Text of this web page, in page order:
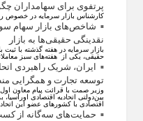
پرتفوی برای سهامداران
کارشناس بازار سرمایه در خصوص
شاخص‌های بازار سهام
نقدینگی حقیقی‌ها به بازار
بازار سرمایه در هفته گذشته با
حقیقی، یکی از هفته‌های سبز
ایران، شریک راهبردی
توسعه تجارت و همگرایی
وزیر صمت با قرائت پیام معاون
بین‌دولتی اتحادیه اقتصادی
اقتصادی با کشورهای عضو این
حمایت‌های سه‌گانه از